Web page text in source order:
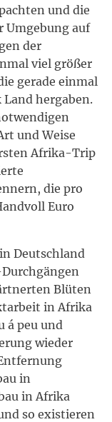
und die
Umgebung auf
der
viel größer
gerade einmal
Land hergaben.
und Weise
Afrika-Trip
die pro
Euro
Deutschland
Blüten
in Afrika
á peu und
wieder
in
in Afrika
so existieren